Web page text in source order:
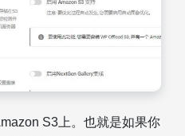
S3上。也就是如果你